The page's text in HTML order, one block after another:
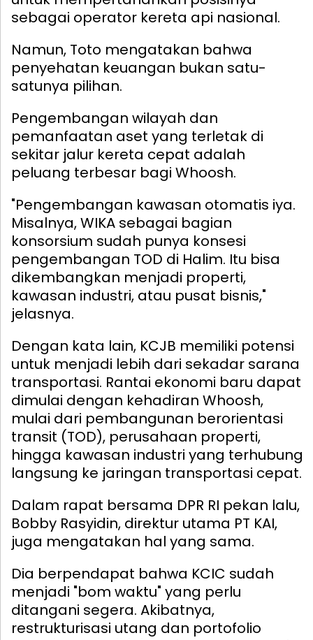
sebagai operator kereta api nasional.
Namun, Toto mengatakan bahwa
penyehatan keuangan bukan satu-
satunya pilihan.
Pengembangan wilayah dan
pemanfaatan aset yang terletak di
sekitar jalur kereta cepat adalah
peluang terbesar bagi Whoosh.
"Pengembangan kawasan otomatis iya.
Misalnya, WIKA sebagai bagian
konsorsium sudah punya konsesi
pengembangan TOD di Halim. Itu bisa
dikembangkan menjadi properti,
kawasan industri, atau pusat bisnis,"
jelasnya.
Dengan kata lain, KCJB memiliki potensi
untuk menjadi lebih dari sekadar sarana
transportasi. Rantai ekonomi baru dapat
dimulai dengan kehadiran Whoosh,
mulai dari pembangunan berorientasi
transit (TOD), perusahaan properti,
hingga kawasan industri yang terhubung
langsung ke jaringan transportasi cepat.
Dalam rapat bersama DPR RI pekan lalu,
Bobby Rasyidin, direktur utama PT KAI,
juga mengatakan hal yang sama.
Dia berpendapat bahwa KCIC sudah
menjadi "bom waktu" yang perlu
ditangani segera. Akibatnya,
restrukturisasi utang dan portofolio